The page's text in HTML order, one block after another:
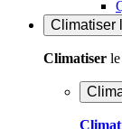
Climatiser
Climatiser